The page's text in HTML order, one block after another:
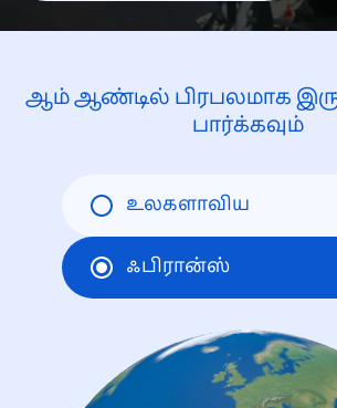
ஆம் ஆண்டில் பிரபலமாக
பார்க்கவும்
உலகளாவிய
ஃபிரான்ஸ்